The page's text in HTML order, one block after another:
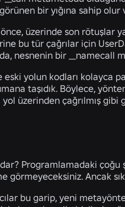
bir yığına sahip olur
üzerinde son rötuşlar
bu tür çağrılar için
nesnenin bir
eski yolun kodları kolayca
taşıdık. Böylece,
yol üzerinden çağrılmış gibi
Programlamadaki çoğu
görmeyeceksiniz. Ancak
bu garip, yeni